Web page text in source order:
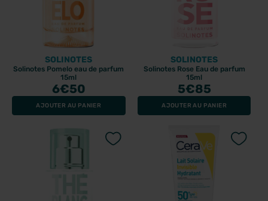
SOLINOTES
Solinotes Pomelo eau de parfum
15ml
6€50
AJOUTER AU PANIER
SOLINOTES
Solinotes Rose Eau de parfum
15ml
5€85
AJOUTER AU PANIER